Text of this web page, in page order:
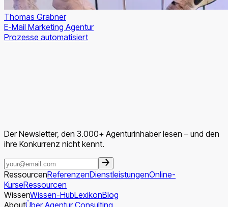
Thomas Grabner
E-Mail Marketing Agentur
Prozesse automatisiert
Der Newsletter, den 3.000+ Agenturinhaber lesen – und den
ihre Konkurrenz nicht kennt.
RessourcenReferenzenDienstleistungenOnline-
KurseRessourcen
WissenWissen-HubLexikonBlog
AboutÜber Agentur Consulting